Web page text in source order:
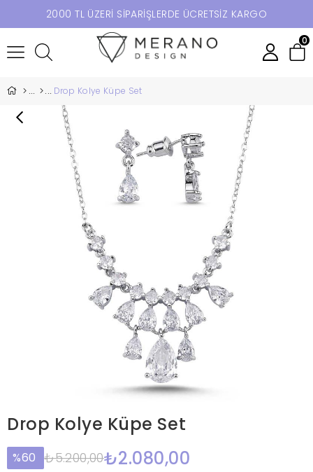
2000 TL ÜZERİ SİPARİŞLERDE ÜCRETSİZ KARGO
0
Drop Kolye Küpe Set
Drop Kolye Küpe Set
60 ₺5.200,00₺2.080,00